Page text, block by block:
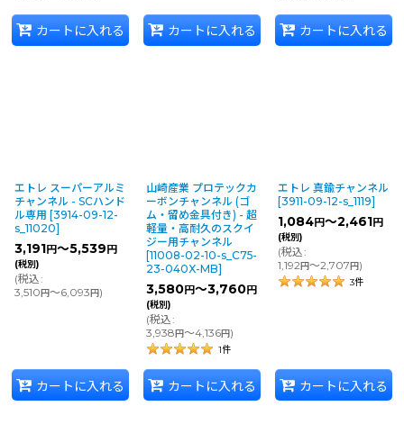
カートに入れる カートに入れる カートに入れる
エトレ スーパーアルミ
チャンネル - SCハンド
ル専用 [3914-09-12-
s_11020]
3,191円～5,539円
(税別)
(税込:
3,510円～6,093円)
カートに入れる
山崎産業 プロテックカ
ーボンチャンネル (ゴ
ム・留め金具付き) - 超
軽量・高耐久のスクイ
ジー用チャンネル
[11008-02-10-s_C75-
23-040X-MB]
3,580円～3,760円
(税別)
(税込:
3,938円～4,136円)
1件
カートに入れる
エトレ 真鍮チャンネル
[3911-09-12-s_1119]
1,084円～2,461円
(税別)
(税込:
1,192円～2,707円)
3件
カートに入れる